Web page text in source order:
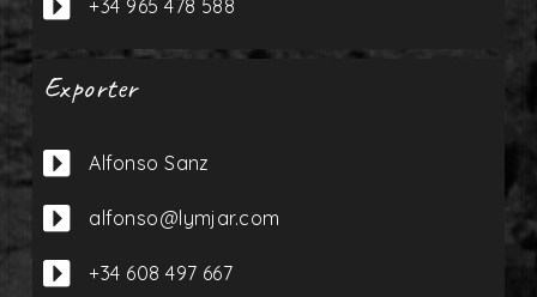
 +34 965 478 588
Exporter
 Alfonso Sanz
 alfonso@lymjar.com
 +34 608 497 667